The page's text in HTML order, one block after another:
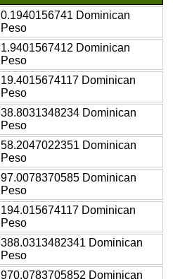
0.1940156741 Dominican
Peso
1.9401567412 Dominican
Peso
19.4015674117 Dominican
Peso
38.8031348234 Dominican
Peso
58.2047022351 Dominican
Peso
97.0078370585 Dominican
Peso
194.015674117 Dominican
Peso
388.0313482341 Dominican
Peso
970.0783705852 Dominican